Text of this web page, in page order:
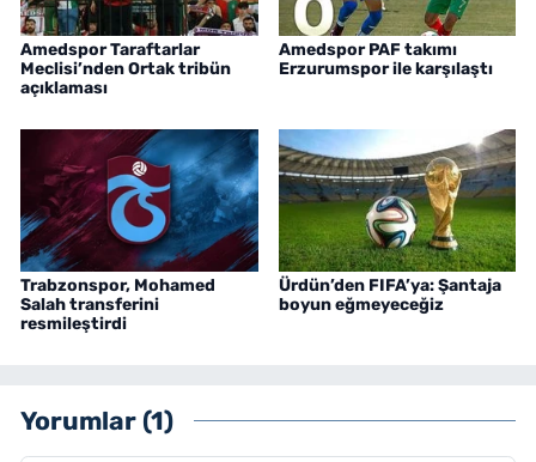
Amedspor Taraftarlar
Meclisi’nden Ortak tribün
açıklaması
Amedspor PAF takımı
Erzurumspor ile karşılaştı
Trabzonspor, Mohamed
Salah transferini
resmileştirdi
Ürdün’den FIFA’ya: Şantaja
boyun eğmeyeceğiz
Yorumlar (1)